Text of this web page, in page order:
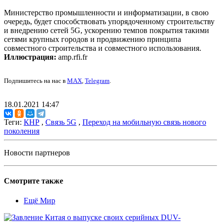
Министерство промышленности и информатизации, в свою
очередь, будет способствовать упорядоченному строительству
и внедрению сетей 5G, ускорению темпов покрытия такими
сетями крупных городов и продвижению принципа
совместного строительства и совместного использования.
Иллюстрация: amp.rfi.fr
Подпишитесь на нас в MAX, Telegram.
18.01.2021 14:47
Теги: КНР , Связь 5G , Переход на мобильную связь нового
поколения
Новости партнеров
Смотрите также
Ещё Мир